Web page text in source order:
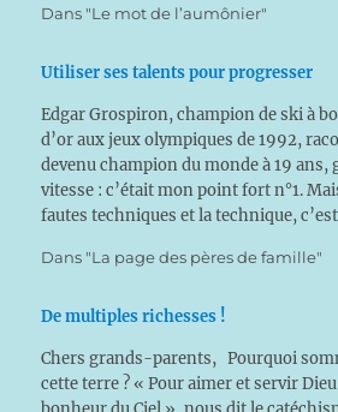
Dans "Le mot de l’aumônier"
Utiliser ses talents pour progresser
Edgar Grospiron, champion de ski à
d’or aux jeux olympiques de 1992,
devenu champion du monde à 19 ans,
vitesse : c’était mon point fort n°1.
fautes techniques et la technique,
Dans "La page des pères de famille"
De multiples richesses !
Chers grands-parents, Pourquoi
cette terre ? « Pour aimer et servir